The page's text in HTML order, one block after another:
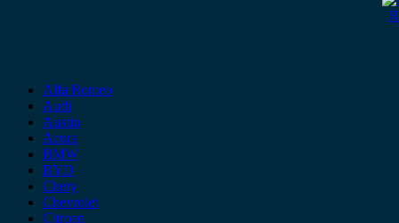
Alfa Romeo
Audi
Austin
Acura
BMW
BYD
Chery
Chevrolet
Citroen